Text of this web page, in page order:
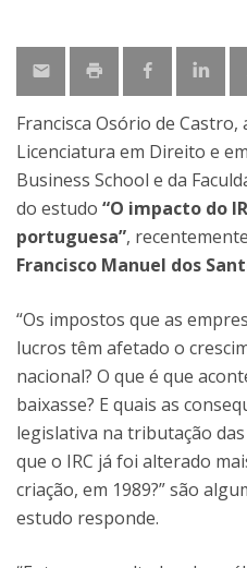
Francisca Osório de Castro,
Licenciatura em Direito e
Business School e da
do estudo “O impacto do
portuguesa”,
Francisco Manuel dos
“Os impostos que as
lucros têm afetado o
nacional? O que é que
baixasse? E quais as
legislativa na tributação
que o IRC já foi alterado
criação, em 1989?” são
estudo responde.